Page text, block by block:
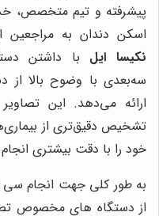
پیشرفته و تیم متخصص،
اسکن دندان به مراجعین
نکیسا ایل
سه‌بعدی با وضوح بالا از
ارائه می‌دهد. این
تشخیص دقیق‌تری از
خود را با دقت بیشتری
به طور کلی جهت انجام
از دستگاه های مخصوص